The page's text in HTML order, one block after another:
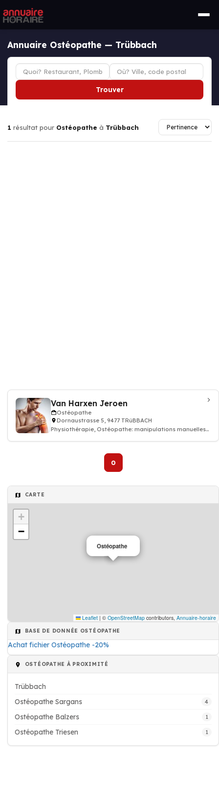
Annuaire Ostéopathe — Trübbach
Trouver
1 résultat pour Ostéopathe à Trübbach
Van Harxen Jeroen
Ostéopathe
Dornaustrasse 5, 9477 TRüBBACH
Physiothérapie, Ostéopathe: manipulations manuelles
0
CARTE
Ostéopathe
+
−
Leaflet | © OpenStreetMap contributors, Annuaire-horaire
BASE DE DONNÉE OSTÉOPATHE
Achat fichier Ostéopathe -20%
OSTÉOPATHE À PROXIMITÉ
Trübbach
Ostéopathe Sargans
4
Ostéopathe Balzers 1
Ostéopathe Triesen 1